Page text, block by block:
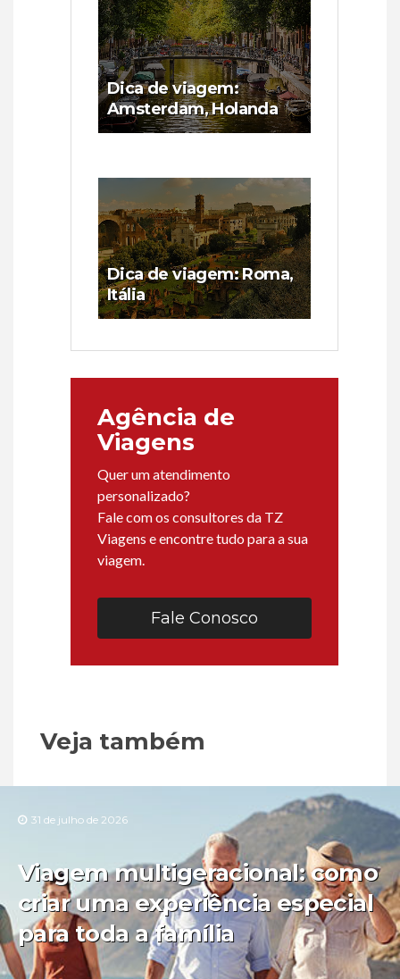
Dica de viagem:
Amsterdam, Holanda
Dica de viagem: Roma,
Itália
Agência de
Viagens
Quer um atendimento
personalizado?
Fale com os consultores da TZ
Viagens e encontre tudo para a sua
viagem.
Fale Conosco
Veja também
31 de julho de 2026
Viagem multigeracional: como
criar uma experiência especial
para toda a família